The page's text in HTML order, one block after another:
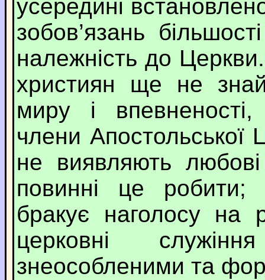
усередині
зобов’язань
належність до
християн ще не
миру і
члени Апостольської
не виявляють
повинні це
бракує наголосу на
церковні
знеособленими та